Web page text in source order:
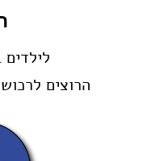
הרוצים